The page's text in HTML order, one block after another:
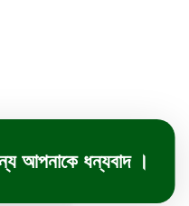
আপনাকে ধন্যবাদ ।